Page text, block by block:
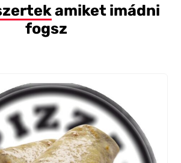
amiket imádni
fogsz